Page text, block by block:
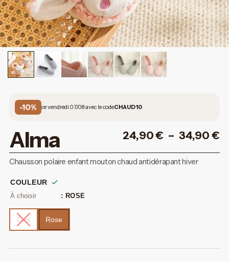
-10% ce vendredi 07/08 avec le codeCHAUD10
Alma 24,90€ – 34,90€
Chausson polaire enfant mouton chaud antidérapant hiver
COULEUR
: ROSE
Gris Rose